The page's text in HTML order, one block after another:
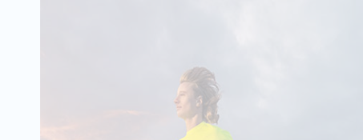
lässt sich
IN DEN
WARENKORB